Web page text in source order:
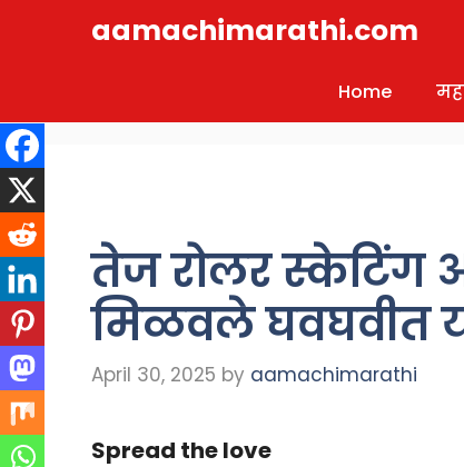
aamachimarathi.com
Home
तेज रोलर स्केटिंग
मिळवले घवघवीत
April 30, 2025 by aamachimarathi
Spread the love